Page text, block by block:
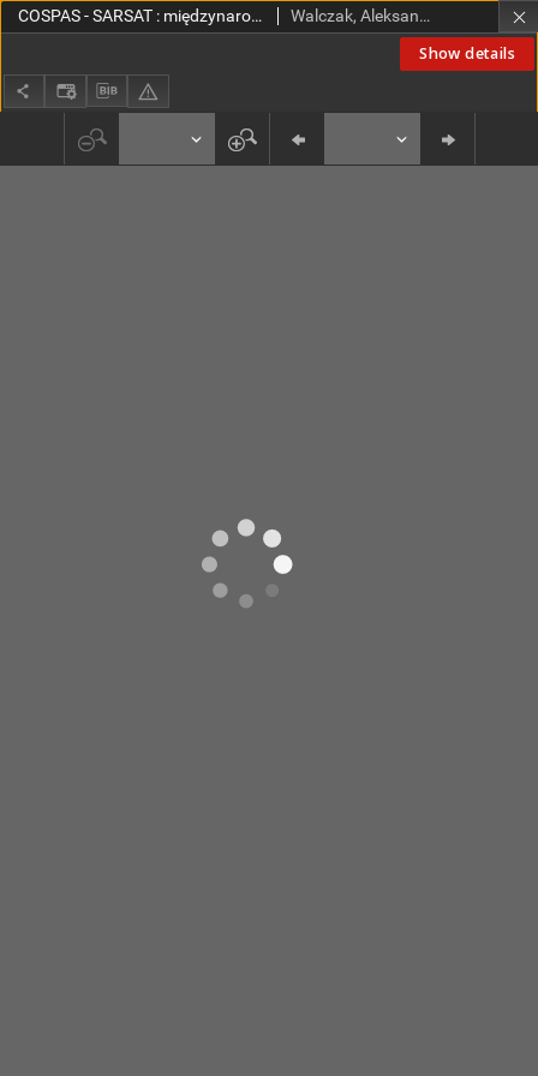
Show details
COSPAS - SARSAT : międzynarodowy system satelitarny poszukiwania i ratownictwa Walczak, Aleksander